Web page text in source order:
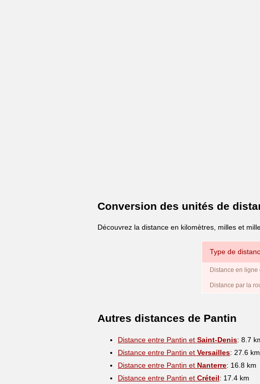
Conversion des unités de
Découvrez la distance en kilomètres, milles et
Type de
Distance en ligne
Distance par la
Autres distances de Pantin
Distance entre Pantin et Saint-Denis: 8.7
Distance entre Pantin et Versailles: 27.6 km
Distance entre Pantin et Nanterre: 16.8 km
Distance entre Pantin et Créteil: 17.4 km